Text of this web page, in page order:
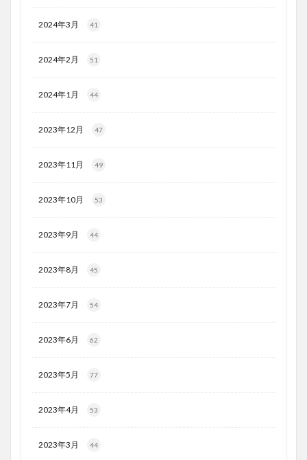
2024年3月 41
2024年2月 51
2024年1月 44
2023年12月 47
2023年11月 49
2023年10月 53
2023年9月 44
2023年8月 45
2023年7月 54
2023年6月 62
2023年5月 77
2023年4月 53
2023年3月 44